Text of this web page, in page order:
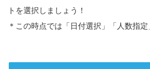
トを選択しましょう！
＊この時点では「日付選択」「人数指